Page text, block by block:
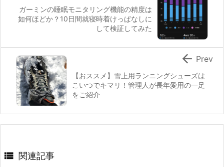
ガーミンの睡眠モニタリング機能の精度は
如何ほどか？10日間就寝時着けっぱなしに
して検証してみた
【おススメ】雪上用ランニングシューズは
こいつでキマリ！管理人が長年愛用の一足
をご紹介
 Prev
 関連記事